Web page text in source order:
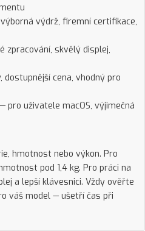
výdrž, firemní certifikace,
zpracování, skvělý displej,
dostupnější cena, vhodný pro
— pro uživatele macOS, výjimečná
hmotnost nebo výkon. Pro
pod 1,4 kg. Pro práci na
a lepší klávesnici. Vždy ověřte
váš model — ušetří čas při